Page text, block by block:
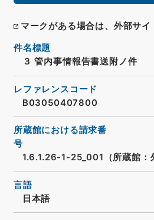
マークがある場合は、外部サイ
件名標題
３ 管内事情報告書送附ノ件
レファレンスコード
B03050407800
所蔵館における請求番
号
1.6.1.26-1-25_001（所蔵館：
言語
日本語